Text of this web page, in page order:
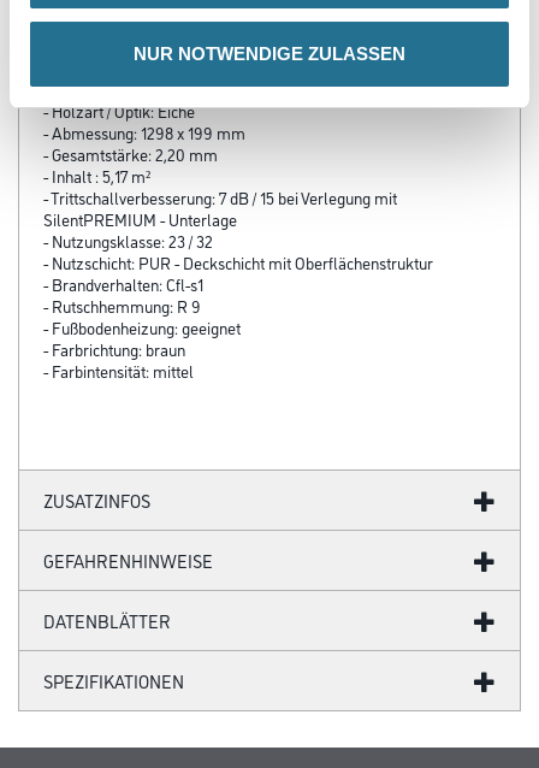
NUR NOTWENDIGE ZULASSEN
Produkteigenschaft
- Belagsart: Designbelag
- Design: Landhausdiele
- Holzart / Optik: Eiche
- Abmessung: 1298 x 199 mm
- Gesamtstärke: 2,20 mm
- Inhalt : 5,17 m²
- Trittschallverbesserung: 7 dB / 15 bei Verlegung mit
SilentPREMIUM - Unterlage
- Nutzungsklasse: 23 / 32
- Nutzschicht: PUR - Deckschicht mit Oberflächenstruktur
- Brandverhalten: Cfl-s1
- Rutschhemmung: R 9
- Fußbodenheizung: geeignet
- Farbrichtung: braun
- Farbintensität: mittel
ZUSATZINFOS
GEFAHRENHINWEISE
DATENBLÄTTER
SPEZIFIKATIONEN